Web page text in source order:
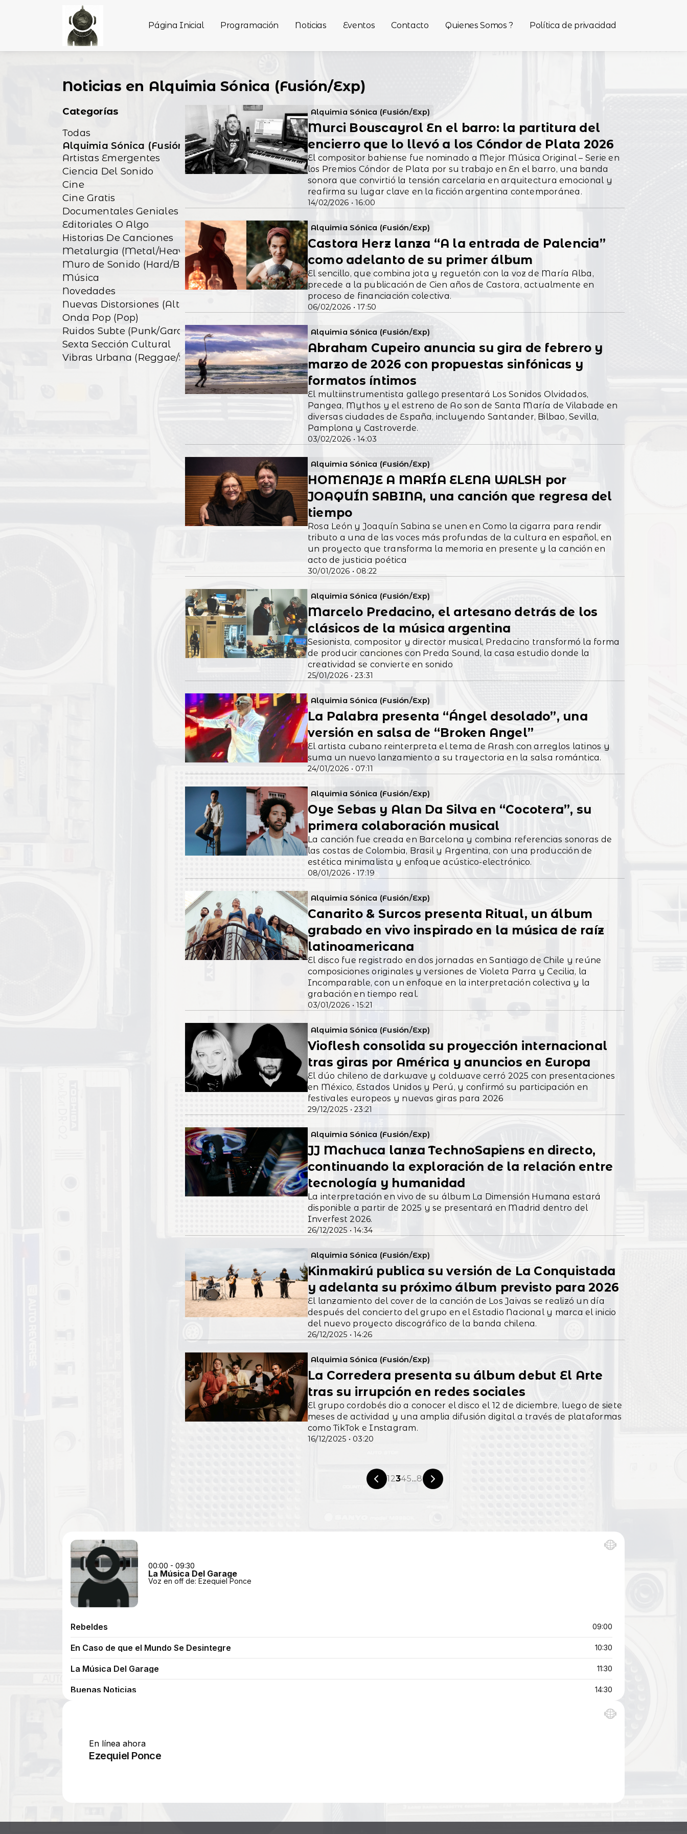
Página Inicial Programación Noticias Eventos Contacto Quienes Somos ? Política de privacidad
Noticias en Alquimia Sónica (Fusión/Exp)
Categorías
Todas
Alquimia Sónica (Fusión/Exp)
Artistas Emergentes
Ciencia Del Sonido
Cine
Cine Gratis
Documentales Geniales
Editoriales O Algo
Historias De Canciones
Metalurgia (Metal/Heavy)
Muro de Sonido (Hard/Blues)
Música
Novedades
Nuevas Distorsiones (Alt&Indie)
Onda Pop (Pop)
Ruidos Subte (Punk/Garage)
Sexta Sección Cultural
Vibras Urbana (Reggae/Ska)
Alquimia Sónica (Fusión/Exp)
14/02/2026 • 16:00
Murci Bouscayrol En el barro: la partitura del
encierro que lo llevó a los Cóndor de Plata 2026
El compositor bahiense fue nominado a Mejor Música Original – Serie en
los Premios Cóndor de Plata por su trabajo en En el barro, una banda
sonora que convirtió la tensión carcelaria en arquitectura emocional y
reafirma su lugar clave en la ficción argentina contemporánea.
Alquimia Sónica (Fusión/Exp)
06/02/2026 • 17:50
Castora Herz lanza “A la entrada de Palencia”
como adelanto de su primer álbum
El sencillo, que combina jota y reguetón con la voz de María Alba,
precede a la publicación de Cien años de Castora, actualmente en
proceso de financiación colectiva.
Alquimia Sónica (Fusión/Exp)
03/02/2026 • 14:03
Abraham Cupeiro anuncia su gira de febrero y
marzo de 2026 con propuestas sinfónicas y
formatos íntimos
El multiinstrumentista gallego presentará Los Sonidos Olvidados,
Pangea, Mythos y el estreno de Ao son de Santa María de Vilabade en
diversas ciudades de España, incluyendo Santander, Bilbao, Sevilla,
Pamplona y Castroverde.
Alquimia Sónica (Fusión/Exp)
30/01/2026 • 08:22
HOMENAJE A MARÍA ELENA WALSH por
JOAQUÍN SABINA, una canción que regresa del
tiempo
Rosa León y Joaquín Sabina se unen en Como la cigarra para rendir
tributo a una de las voces más profundas de la cultura en español, en
un proyecto que transforma la memoria en presente y la canción en
acto de justicia poética
Alquimia Sónica (Fusión/Exp)
25/01/2026 • 23:31
Marcelo Predacino, el artesano detrás de los
clásicos de la música argentina
Sesionista, compositor y director musical, Predacino transformó la forma
de producir canciones con Preda Sound, la casa estudio donde la
creatividad se convierte en sonido
Alquimia Sónica (Fusión/Exp)
24/01/2026 • 07:11
La Palabra presenta “Ángel desolado”, una
versión en salsa de “Broken Angel”
El artista cubano reinterpreta el tema de Arash con arreglos latinos y
suma un nuevo lanzamiento a su trayectoria en la salsa romántica.
Alquimia Sónica (Fusión/Exp)
08/01/2026 • 17:19
Oye Sebas y Alan Da Silva en “Cocotera”, su
primera colaboración musical
La canción fue creada en Barcelona y combina referencias sonoras de
las costas de Colombia, Brasil y Argentina, con una producción de
estética minimalista y enfoque acústico-electrónico.
Alquimia Sónica (Fusión/Exp)
03/01/2026 • 15:21
Canarito & Surcos presenta Ritual, un álbum
grabado en vivo inspirado en la música de raíz
latinoamericana
El disco fue registrado en dos jornadas en Santiago de Chile y reúne
composiciones originales y versiones de Violeta Parra y Cecilia, la
Incomparable, con un enfoque en la interpretación colectiva y la
grabación en tiempo real.
Alquimia Sónica (Fusión/Exp)
29/12/2025 • 23:21
Vioflesh consolida su proyección internacional
tras giras por América y anuncios en Europa
El dúo chileno de darkwave y coldwave cerró 2025 con presentaciones
en México, Estados Unidos y Perú, y confirmó su participación en
festivales europeos y nuevas giras para 2026
Alquimia Sónica (Fusión/Exp)
26/12/2025 • 14:34
JJ Machuca lanza TechnoSapiens en directo,
continuando la exploración de la relación entre
tecnología y humanidad
La interpretación en vivo de su álbum La Dimensión Humana estará
disponible a partir de 2025 y se presentará en Madrid dentro del
Inverfest 2026.
Alquimia Sónica (Fusión/Exp)
26/12/2025 • 14:26
Kinmakirú publica su versión de La Conquistada
y adelanta su próximo álbum previsto para 2026
El lanzamiento del cover de la canción de Los Jaivas se realizó un día
después del concierto del grupo en el Estadio Nacional y marca el inicio
del nuevo proyecto discográfico de la banda chilena.
Alquimia Sónica (Fusión/Exp)
16/12/2025 • 03:20
La Corredera presenta su álbum debut El Arte
tras su irrupción en redes sociales
El grupo cordobés dio a conocer el disco el 12 de diciembre, luego de siete
meses de actividad y una amplia difusión digital a través de plataformas
como TikTok e Instagram.
1 2345...8